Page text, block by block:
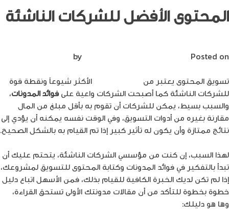
المحتوى الأفضل للشركات الناشئة
Posted on
تسويق المحتوى يعتبر من
الأكثر شيوعاً ونقطة قوة
للشركات الناشئة كما أصبحت الشركات واعية علىفوائد المدونات،
والسبب بسيط، يمكن للشركات أن تقوم به بأقل مبلغ من المال
مقارنة بغيره من أدوات التسويق، وفي الوقت نفسه يمكنه أن يؤدي إلى
نتائج ممتازة وأن يكون له تأثير كبير إذا تم القيام به بالشكل الصحيح.
لهذا السبب، إن كنت من مؤسسي الشركات الناشئة، يتحتم عليك أن
تبدأ بالتفكير في فوائد المدونات وكتابة المحتوى للتسويق لمشروعك،
إذا لم تكن لديك الخبرة الكافية للقيام بذلك، فمن الأسهل اتباع دليل
خطوة بخطوة للتأكد من أن مقالات مدونتك الأولى تستحق القراءة،
وها هو دليلك: